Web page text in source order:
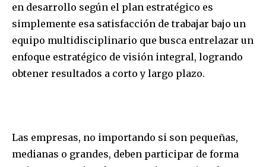
en desarrollo según el plan estratégico es
simplemente esa satisfacción de trabajar bajo un
equipo multidisciplinario que busca entrelazar un
enfoque estratégico de visión integral, logrando
obtener resultados a corto y largo plazo.
Las empresas, no importando si son pequeñas,
medianas o grandes, deben participar de forma